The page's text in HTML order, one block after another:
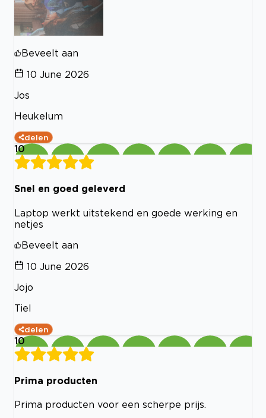
Beveelt aan
10 June 2026
Jos
Heukelum
delen
10
Snel en goed geleverd
Laptop werkt uitstekend en goede werking en
netjes
Beveelt aan
10 June 2026
Jojo
Tiel
delen
10
Prima producten
Prima producten voor een scherpe prijs.